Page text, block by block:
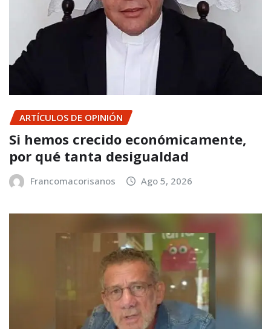
ARTÍCULOS DE OPINIÓN
Si hemos crecido económicamente,
por qué tanta desigualdad
Francomacorisanos Ago 5, 2026